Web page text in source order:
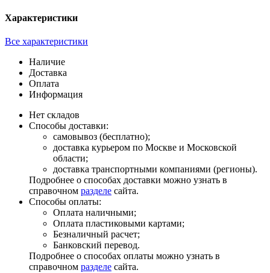
Характеристики
Все характеристики
Наличие
Доставка
Оплата
Информация
Нет складов
Способы доставки:
самовывоз (бесплатно);
доставка курьером по Москве и Московской
области;
доставка транспортными компаниями (регионы).
Подробнее о способах доставки можно узнать в
справочном разделе сайта.
Способы оплаты:
Оплата наличными;
Оплата пластиковыми картами;
Безналичный расчет;
Банковский перевод.
Подробнее о способах оплаты можно узнать в
справочном разделе сайта.